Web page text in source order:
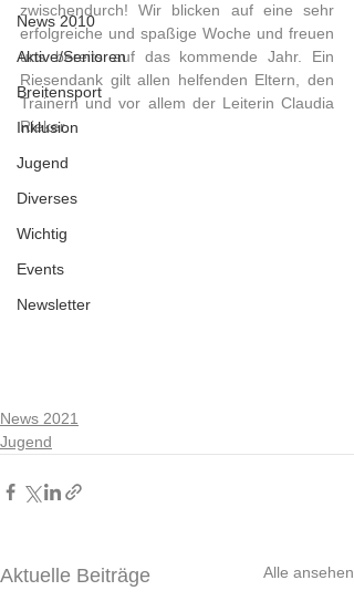
News 2010
Aktive/Senioren
Breitensport
Inklusion
Jugend
Diverses
Wichtig
Events
Newsletter
zwischendurch! Wir blicken auf eine sehr
erfolgreiche und spaßige Woche und freuen
uns bereits auf das kommende Jahr. Ein
Riesendank gilt allen helfenden Eltern, den
Trainern und vor allem der Leiterin Claudia
Rieker.
News 2021
Jugend
Aktuelle Beiträge Alle ansehen